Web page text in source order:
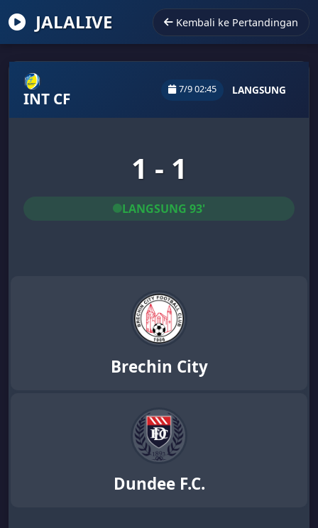
JALALIVE Kembali ke Pertandingan
INT CF
7/9 02:45 LANGSUNG
Brechin City
1 - 1
LANGSUNG 93'
Dundee F.C.